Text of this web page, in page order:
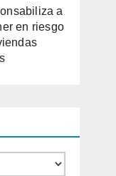
a
en riesgo